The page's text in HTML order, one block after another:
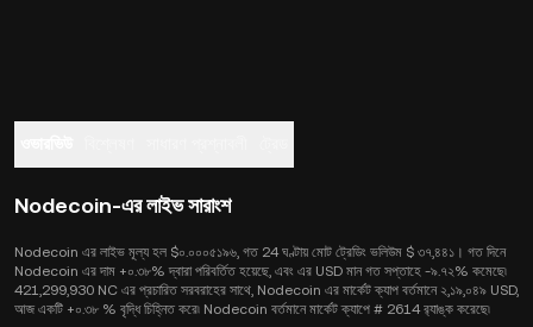
Nodecoin-এর লাইভ সারাংশ
Nodecoin এর লাইভ মূল্য হল $০.০০০৫১৯৬, গত 24 ঘণ্টায় মোট ট্রেডিং ভলিউম $ ৩৭,৪৪১। গত দিনে
Nodecoin এর দাম +০.৩৮% দ্বারা পরিবর্তিত হয়েছে, এবং এর USD মান গত সপ্তাহে -৯.৭২% কমেছে৷
421,299,930 NC এর প্রচারিত সরবরাহের সাথে, Nodecoin এর মার্কেট ক্যাপ বর্তমানে ২,১৯,০৪৯ USD,
আজ একটি +০.৩৮ % বৃদ্ধি চিহ্নিত করে৷ Nodecoin বর্তমানে মার্কেট ক্যাপে # 2614 র‍্যাঙ্ক করেছে৷